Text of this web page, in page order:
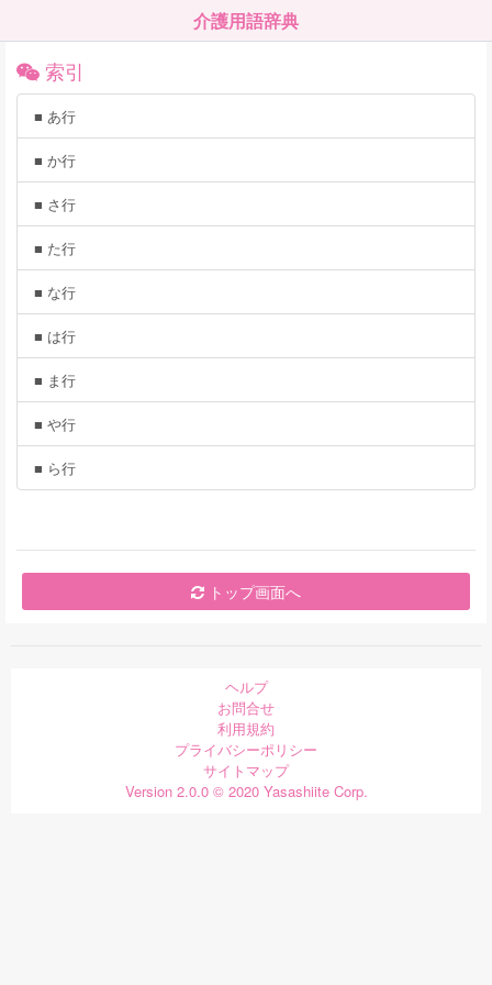
介護用語辞典
索引
■ あ行
■ か行
■ さ行
■ た行
■ な行
■ は行
■ ま行
■ や行
■ ら行
トップ画面へ
ヘルプ
お問合せ
利用規約
プライバシーポリシー
サイトマップ
Version 2.0.0 © 2020 Yasashiite Corp.